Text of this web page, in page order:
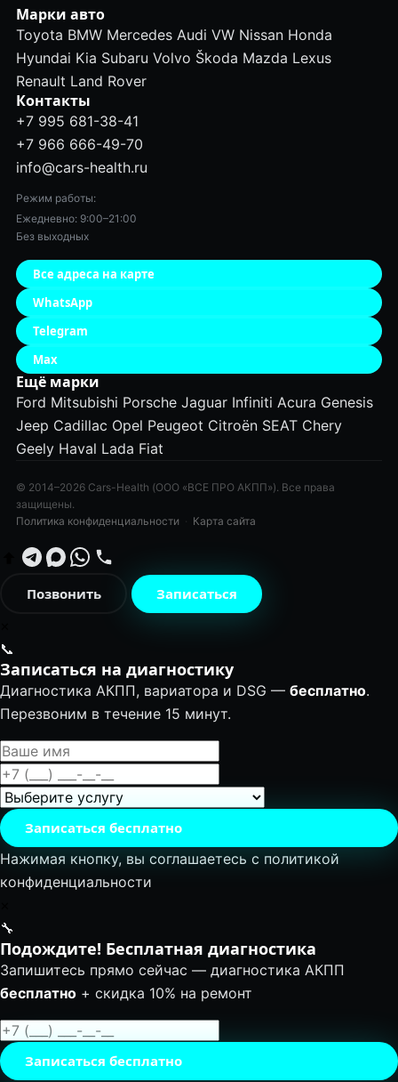
Марки авто
Toyota BMW Mercedes Audi VW Nissan Honda
Hyundai Kia Subaru Volvo Škoda Mazda Lexus
Renault Land Rover
Контакты
+7 995 681-38-41
+7 966 666-49-70
info@cars-health.ru
Режим работы:
Ежедневно: 9:00–21:00
Без выходных
Все адреса на карте
WhatsApp
Telegram
Max
Ещё марки
Ford Mitsubishi Porsche Jaguar Infiniti Acura Genesis
Jeep Cadillac Opel Peugeot Citroën SEAT Chery
Geely Haval Lada Fiat
© 2014–2026 Cars-Health (ООО «ВСЕ ПРО АКПП»). Все права
защищены.
Политика конфиденциальности · Карта сайта
Позвонить Записаться
📞
Записаться на диагностику
Диагностика АКПП, вариатора и DSG — бесплатно.
Перезвоним в течение 15 минут.
Записаться бесплатно
Нажимая кнопку, вы соглашаетесь с политикой
конфиденциальности
🔧
Подождите! Бесплатная диагностика
Запишитесь прямо сейчас — диагностика АКПП
бесплатно + скидка 10% на ремонт
Записаться бесплатно